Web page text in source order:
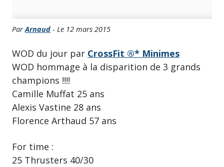
ParArnaud - Le 12 mars 2015
WOD du jour par CrossFit ®* Minimes
WOD hommage à la disparition de 3 grands
champions !!!!
Camille Muffat 25 ans
Alexis Vastine 28 ans
Florence Arthaud 57 ans
For time :
25 Thrusters 40/30